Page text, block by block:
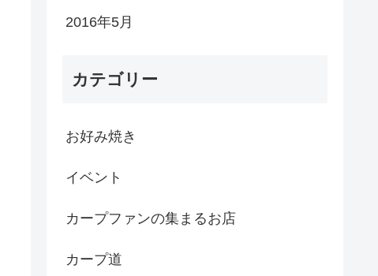
2016年5月
カテゴリー
お好み焼き
イベント
カープファンの集まるお店
カープ道